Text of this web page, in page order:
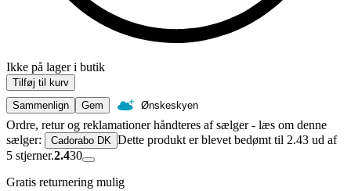
Ikke på lager i butik
Tilføj til kurv
Sammenlign
Gem Ønskeskyen
Ordre, retur og reklamationer håndteres af sælger - læs om denne
sælger:
Cadorabo DK Dette produkt er blevet bedømt til 2.43 ud af
5 stjerner.2.430
Gratis returnering mulig